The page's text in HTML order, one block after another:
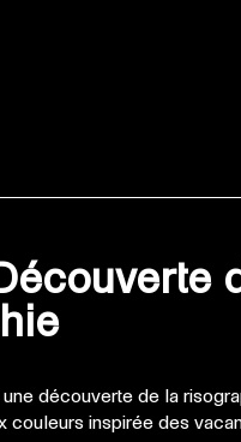
découverte de la
couleurs inspirée des